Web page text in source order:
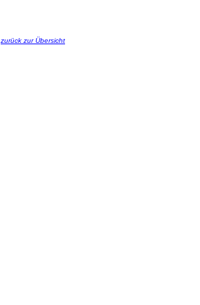
zurück zur Übersicht